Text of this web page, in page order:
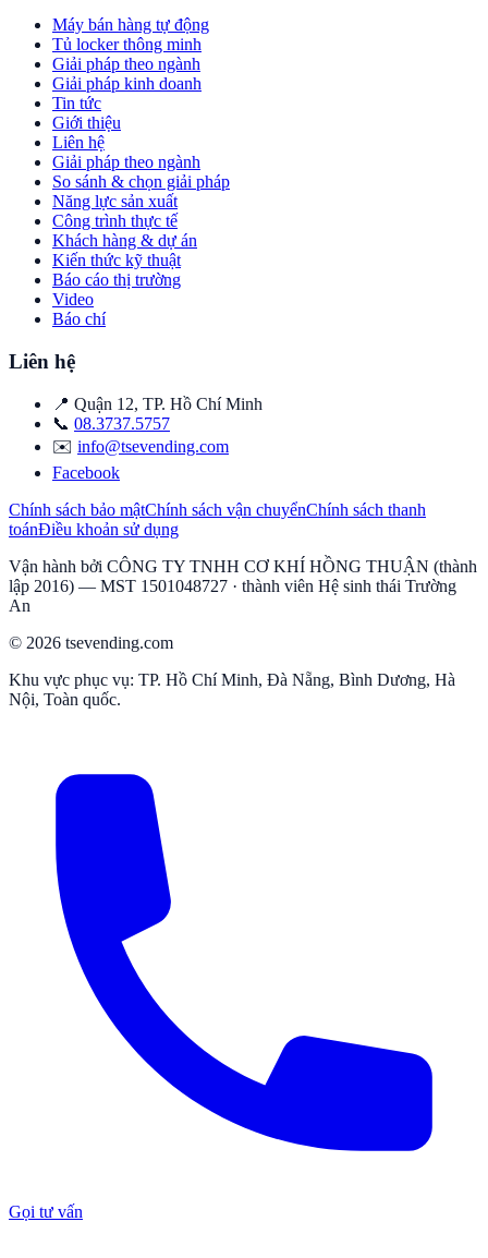
Máy bán hàng tự động
Tủ locker thông minh
Giải pháp theo ngành
Giải pháp kinh doanh
Tin tức
Giới thiệu
Liên hệ
Giải pháp theo ngành
So sánh & chọn giải pháp
Năng lực sản xuất
Công trình thực tế
Khách hàng & dự án
Kiến thức kỹ thuật
Báo cáo thị trường
Video
Báo chí
Liên hệ
📍 Quận 12, TP. Hồ Chí Minh
📞 08.3737.5757
✉️ info@tsevending.com
Facebook
Chính sách bảo mậtChính sách vận chuyểnChính sách thanh
toánĐiều khoản sử dụng
Vận hành bởi CÔNG TY TNHH CƠ KHÍ HỒNG THUẬN (thành
lập 2016) — MST 1501048727 · thành viên Hệ sinh thái Trường
An
© 2026 tsevending.com
Khu vực phục vụ: TP. Hồ Chí Minh, Đà Nẵng, Bình Dương, Hà
Nội, Toàn quốc.
Gọi tư vấn